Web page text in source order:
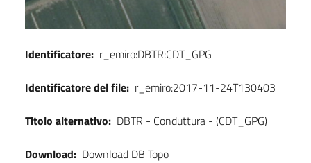
Identificatore: r_emiro:DBTR:CDT_GPG
Identificatore del file: r_emiro:2017-11-24T130403
Titolo alternativo: DBTR - Conduttura - (CDT_GPG)
Download: Download DB Topo